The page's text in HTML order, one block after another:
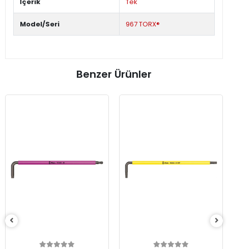
Model/Seri 967 TORX®
Benzer Ürünler